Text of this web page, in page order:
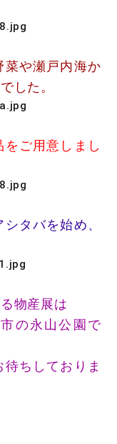
菜や瀬戸内海か
した。
ご用意しまし
タバを始め、
物産展は
の永山公園で
ちしておりま